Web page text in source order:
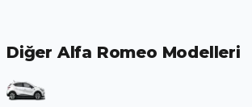
Diğer Alfa Romeo Modelleri